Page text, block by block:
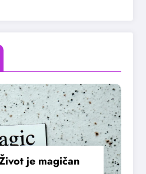
je magičan